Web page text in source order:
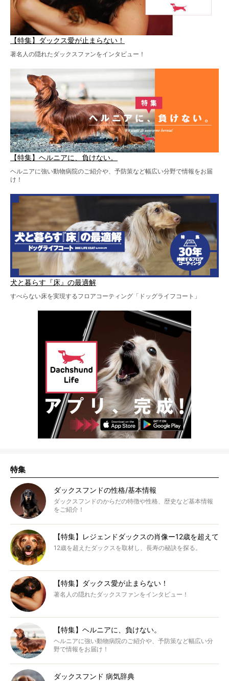
【特集】ダックス愛が止まらない！
著名人の隠れたダックスファンをインタビュー！
【特集】ヘルニアに、負けない。
ヘルニアに強い動物病院のご紹介や、予防策など幅広い分野で情報をお届
け！
犬と暮らす『床』の最適解
すべらない床を実現するフロアコーティング「ドッグライフコート」
特集
ダックスフンドの性格/基本情報
ダックスフンドのからだの特徴や性格、歴史など基本情報
をご紹介！
【特集】レジェンドダックスの肖像ー12歳を超えて
12歳を超えたダックスを取材し、長寿の秘訣を探る。
【特集】ダックス愛が止まらない！
著名人の隠れたダックスファンをインタビュー！
【特集】ヘルニアに、負けない。
ヘルニアに強い動物病院のご紹介や、予防策など幅広い分
野で情報をお届け！
ダックスフンド 病気辞典